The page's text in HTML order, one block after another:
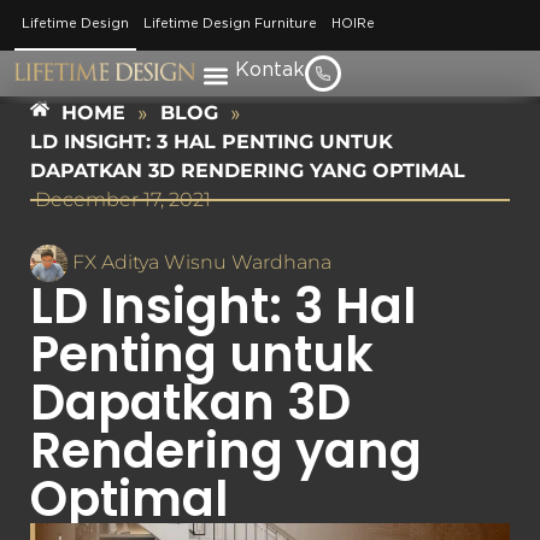
Lifetime Design Lifetime Design Furniture HOIRe
Kontak
HOME » BLOG »
LD INSIGHT: 3 HAL PENTING UNTUK
DAPATKAN 3D RENDERING YANG OPTIMAL
December 17, 2021
FX Aditya Wisnu Wardhana
LD Insight: 3 Hal
Penting untuk
Dapatkan 3D
Rendering yang
Optimal